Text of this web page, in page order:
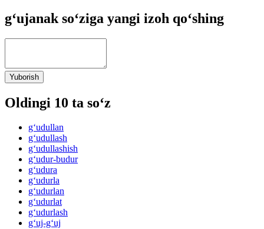
g‘ujanak so‘ziga yangi izoh qo‘shing
Yuborish
Oldingi 10 ta so‘z
g‘udullan
g‘udullash
g‘udullashish
g‘udur-budur
g‘udura
g‘udurla
g‘udurlan
g‘udurlat
g‘udurlash
g‘uj-g‘uj